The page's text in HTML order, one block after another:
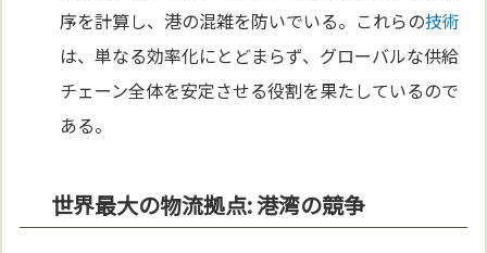
序を計算し、港の混雑を防いでいる。これらの技術
は、単なる効率化にとどまらず、グローバルな供給
チェーン全体を安定させる役割を果たしているので
ある。
世界最大の物流拠点: 港湾の競争